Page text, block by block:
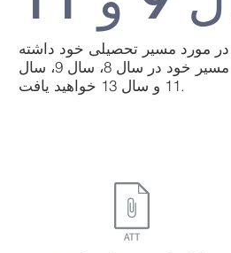
مورد مسیر تحصیلی خود داشته
باشید. در این بخش پیوندها و اطلاعاتی در مورد انتخاب مسیر خود در سال 8، سال 9، سال
11 و سال 13 خواهید یافت.